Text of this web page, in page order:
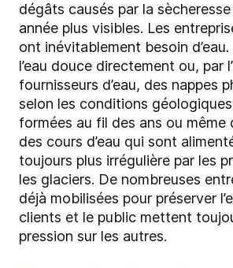
dégâts causés par la
année plus visibles. Les
ont inévitablement besoin
l’eau douce directement ou, par
fournisseurs d’eau, des nappes
selon les conditions
formées au fil des ans ou même
des cours d’eau qui sont
toujours plus irrégulière par les
les glaciers. De nombreuses
déjà mobilisées pour préserver
clients et le public mettent
pression sur les autres.